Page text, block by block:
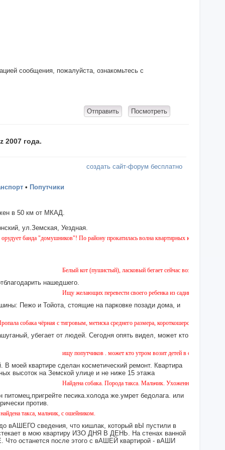
сообщения, пожалуйста, ознакомьтесь с
2007 года.
создать сайт-форум бесплатно
• Попутчики
в 50 км от МКАД.
ул.Земская, Уездная.
"домушников"! По району прокатилась волна квартирных краж, будьте бдительны!
Белый кот (пушистый), ласковый бегает сейчас возле дома № 2 на
нашедшего.
Ищу желающих перевести своего ребенка из садика №11 в садик №
Пежо и Тойота, стоящие на парковке позади дома, и
с тигровым, метиска среднего размера, короткошерстная. Собака пугливая, не
убегает от людей. Сегодня опять видел, может кто
ищу попутчиков . может кто утром возит детей в сад или в школу в
моей квартире сделан косметический ремонт. Квартира
высоток на Земской улице и не ниже 15 этажа
Найдена собака. Порода такса. Мальчик. Ухоженная с ошейником.
песика.холода же.умрет бедолага. или
против.
мальчик, с ошейником.
вАШЕГО сведения, что кишлак, который вЫ пустили в
в мою квартиру ИЗО ДНЯ В ДЕНЬ. На стенах ванной
останется после этого с вАШЕЙ квартирой - вАШИ